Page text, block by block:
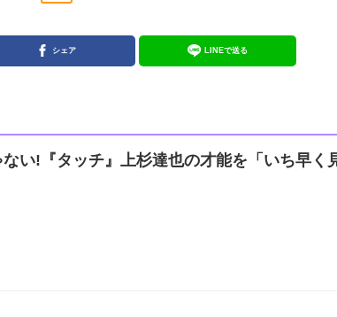
シェア LINEで送る
い!『タッチ』上杉達也の才能を「いち早く